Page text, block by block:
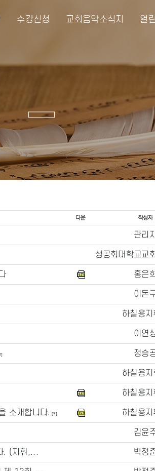
수강신청 교회음악소식지 열린
관리
성공회대학교교
홍은희
이돈
하칠용지
이연
정승
하칠용지
하칠용지
소개합니다. [5] 하칠용지
김윤
. (지휘,... 박정